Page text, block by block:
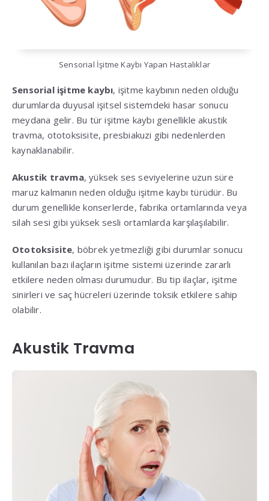
Sensorial İşitme Kaybı Yapan Hastalıklar
Sensorial işitme kaybı, işitme kaybının neden olduğu
durumlarda duyusal işitsel sistemdeki hasar sonucu
meydana gelir. Bu tür işitme kaybı genellikle akustik
travma, ototoksisite, presbiakuzi gibi nedenlerden
kaynaklanabilir.
Akustik travma, yüksek ses seviyelerine uzun süre
maruz kalmanın neden olduğu işitme kaybı türüdür. Bu
durum genellikle konserlerde, fabrika ortamlarında veya
silah sesi gibi yüksek sesli ortamlarda karşılaşılabilir.
Ototoksisite, böbrek yetmezliği gibi durumlar sonucu
kullanılan bazı ilaçların işitme sistemi üzerinde zararlı
etkilere neden olması durumudur. Bu tip ilaçlar, işitme
sinirleri ve saç hücreleri üzerinde toksik etkilere sahip
olabilir.
Akustik Travma